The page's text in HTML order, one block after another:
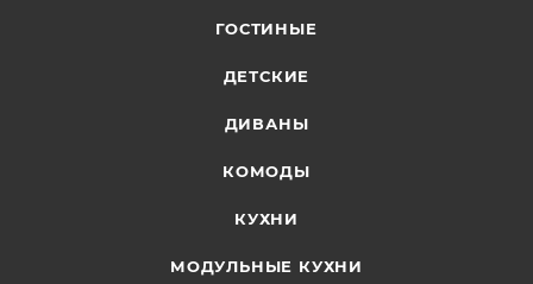
ГОСТИНЫЕ
ДЕТСКИЕ
ДИВАНЫ
КОМОДЫ
КУХНИ
МОДУЛЬНЫЕ КУХНИ